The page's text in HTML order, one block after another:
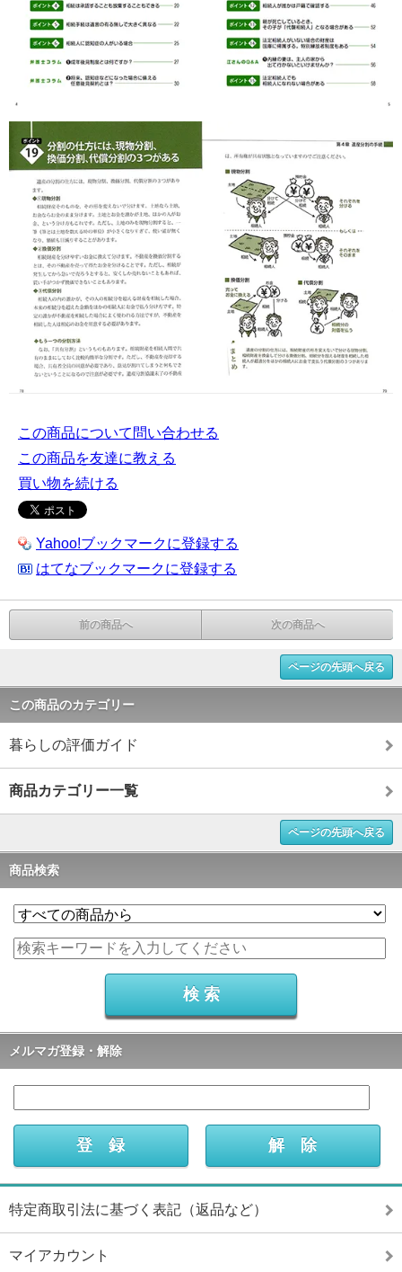
この商品について問い合わせる
この商品を友達に教える
買い物を続ける
Yahoo!ブックマークに登録する
はてなブックマークに登録する
前の商品へ 次の商品へ
ページの先頭へ戻る
この商品のカテゴリー
暮らしの評価ガイド
商品カテゴリー一覧
ページの先頭へ戻る
商品検索
メルマガ登録・解除
特定商取引法に基づく表記（返品など）
マイアカウント